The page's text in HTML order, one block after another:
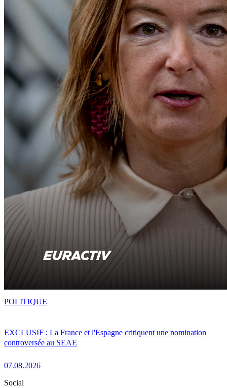
EXCLUSIF : La France et l'Espagne critiquent une nomination
controversée au SEAE
07.08.2026
POLITIQUE
Social